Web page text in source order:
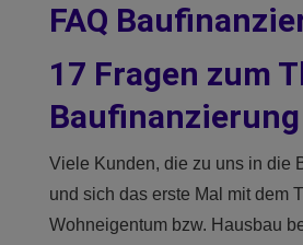
FAQ
17 Fragen zum
Baufinanzierung
Viele Kunden, die zu uns in die
und sich das erste Mal mit dem
Wohneigentum bzw. Hausbau